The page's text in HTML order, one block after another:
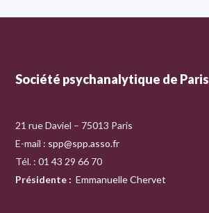
Société psychanalytique de Paris
21 rue Daviel – 75013 Paris
E-mail : spp@spp.asso.fr
Tél. : 01 43 29 66 70
Présidente : Emmanuelle Chervet